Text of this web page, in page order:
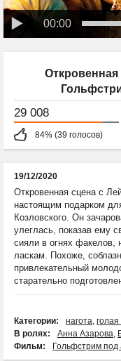
00:00
29 008
84% (39 голосов)
19/12/2020
Откровенная сцена с
настоящим подарком
Козловского. Он
улеглась, показав ему
сияли в огнях факелов,
ласкам. Похоже,
привлекательный
старательно
Категории: нагота, голая
В ролях:
Анна Азарова,
Фильм:
Гольфстрим под